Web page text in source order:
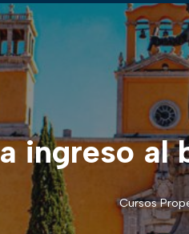
ingreso al
Cursos